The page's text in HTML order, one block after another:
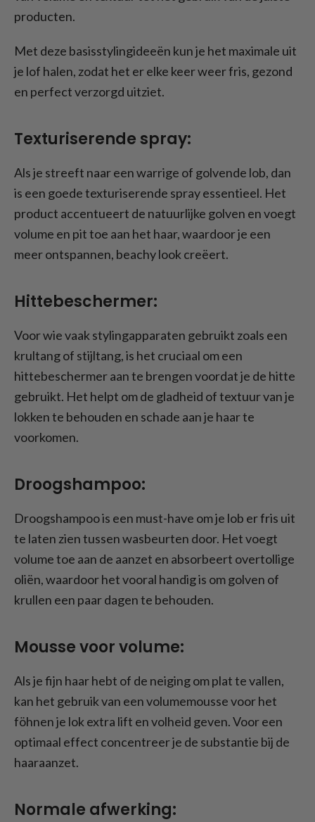
producten.
Met deze basisstylingideeën kun je het maximale uit
je lof halen, zodat het er elke keer weer fris, gezond
en perfect verzorgd uitziet.
Texturiserende spray:
Als je streeft naar een warrige of golvende lob, dan
is een goede texturiserende spray essentieel. Het
product accentueert de natuurlijke golven en voegt
volume en pit toe aan het haar, waardoor je een
meer ontspannen, beachy look creëert.
Hittebeschermer:
Voor wie vaak stylingapparaten gebruikt zoals een
krultang of stijltang, is het cruciaal om een
hittebeschermer aan te brengen voordat je de hitte
gebruikt. Het helpt om de gladheid of textuur van je
lokken te behouden en schade aan je haar te
voorkomen.
Droogshampoo:
Droogshampoo is een must-have om je lob er fris uit
te laten zien tussen wasbeurten door. Het voegt
volume toe aan de aanzet en absorbeert overtollige
oliën, waardoor het vooral handig is om golven of
krullen een paar dagen te behouden.
Mousse voor volume:
Als je fijn haar hebt of de neiging om plat te vallen,
kan het gebruik van een volumemousse voor het
föhnen je lok extra lift en volheid geven. Voor een
optimaal effect concentreer je de substantie bij de
haaraanzet.
Normale afwerking: